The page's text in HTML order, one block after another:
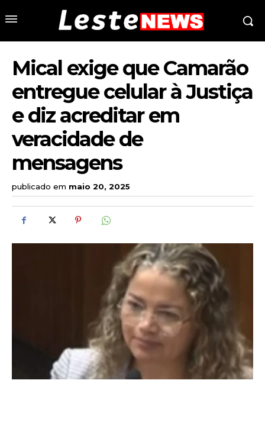
Mical exige que Camarão
entregue celular à Justiça
e diz acreditar em
veracidade de
mensagens
publicado em maio 20, 2025